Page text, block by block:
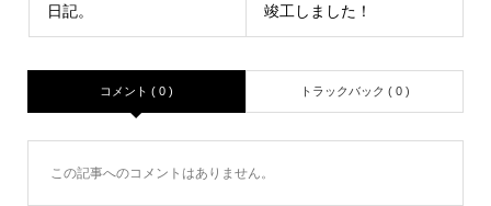
日記。 竣工しました！
コメント ( 0 ) トラックバック ( 0 )
この記事へのコメントはありません。